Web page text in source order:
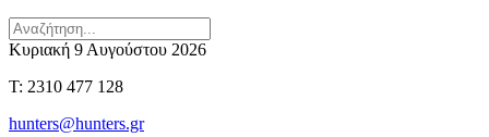
Κυριακή 9 Αυγούστου 2026
T: 2310 477 128
hunters@hunters.gr